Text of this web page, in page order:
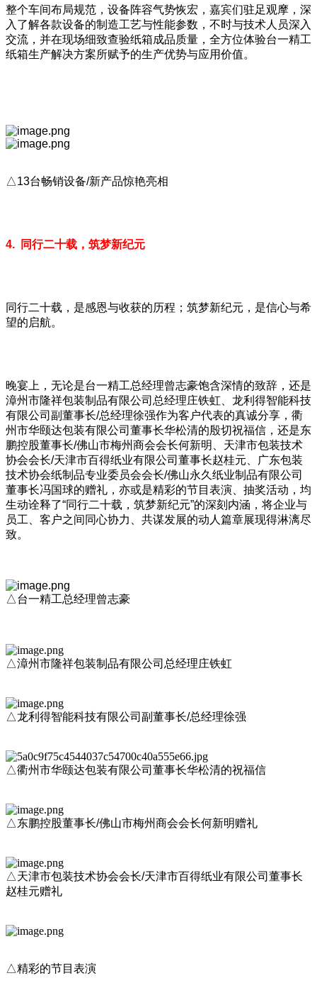
整个车间布局规范，设备阵容气势恢宏，嘉宾们驻足观摩，深
入了解各款设备的制造工艺与性能参数，不时与技术人员深入
交流，并在现场细致查验纸箱成品质量，全方位体验台一精工
纸箱生产解决方案所赋予的生产优势与应用价值。
△13台畅销设备/新产品惊艳亮相
4. 同行二十载，筑梦新纪元
同行二十载，是感恩与收获的历程；筑梦新纪元，是信心与希
望的启航。
晚宴上，无论是台一精工总经理曾志豪饱含深情的致辞，还是
漳州市隆祥包装制品有限公司总经理庄铁虹、龙利得智能科技
有限公司副董事长/总经理徐强作为客户代表的真诚分享，衢
州市华颐达包装有限公司董事长华松清的殷切祝福信，还是东
鹏控股董事长/佛山市梅州商会会长何新明、天津市包装技术
协会会长/天津市百得纸业有限公司董事长赵桂元、广东包装
技术协会纸制品专业委员会会长/佛山永久纸业制品有限公司
董事长冯国球的赠礼，亦或是精彩的节目表演、抽奖活动，均
生动诠释了“同行二十载，筑梦新纪元”的深刻内涵，将企业与
员工、客户之间同心协力、共谋发展的动人篇章展现得淋漓尽
致。
△台一精工总经理曾志豪
△漳州市隆祥包装制品有限公司总经理庄铁虹
△龙利得智能科技有限公司副董事长/总经理徐强
△衢州市华颐达包装有限公司董事长华松清的祝福信
△东鹏控股董事长/佛山市梅州商会会长何新明赠礼
△天津市包装技术协会会长/天津市百得纸业有限公司董事长
赵桂元赠礼
△精彩的节目表演